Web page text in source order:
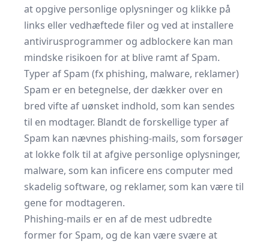
at opgive personlige oplysninger og klikke på
links eller vedhæftede filer og ved at installere
antivirusprogrammer og adblockere kan man
mindske risikoen for at blive ramt af Spam.
Typer af Spam (fx phishing, malware, reklamer)
Spam er en betegnelse, der dækker over en
bred vifte af uønsket indhold, som kan sendes
til en modtager. Blandt de forskellige typer af
Spam kan nævnes phishing-mails, som forsøger
at lokke folk til at afgive personlige oplysninger,
malware, som kan inficere ens computer med
skadelig software, og reklamer, som kan være til
gene for modtageren.
Phishing-mails er en af de mest udbredte
former for Spam, og de kan være svære at